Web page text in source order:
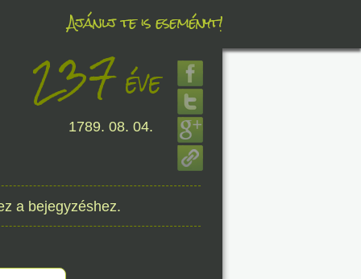
Ajánlj te is eseményt!
éve
07.
237éve
1789. 08. 04.
a bejegyzéshez.